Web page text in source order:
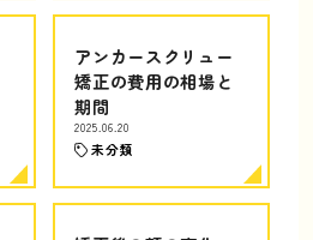
アンカースクリュー
矯正の費用の相場と
期間
2025.06.20
未分類